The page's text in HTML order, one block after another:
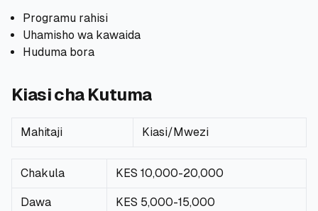
📰Blogu
🏢 KAMPUNI
Programu rahisi
Uhamisho wa kawaida
Huduma bora
Kiasi cha Kutuma
Mahitaji Kiasi/Mwezi
Chakula KES 10,000-20,000
Dawa KES 5,000-15,000